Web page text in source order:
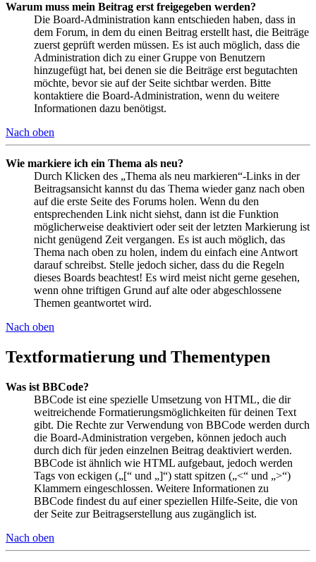
Warum muss mein Beitrag erst freigegeben werden?
Die Board-Administration kann entschieden haben, dass in
dem Forum, in dem du einen Beitrag erstellt hast, die Beiträge
zuerst geprüft werden müssen. Es ist auch möglich, dass die
Administration dich zu einer Gruppe von Benutzern
hinzugefügt hat, bei denen sie die Beiträge erst begutachten
möchte, bevor sie auf der Seite sichtbar werden. Bitte
kontaktiere die Board-Administration, wenn du weitere
Informationen dazu benötigst.
Nach oben
Wie markiere ich ein Thema als neu?
Durch Klicken des „Thema als neu markieren“-Links in der
Beitragsansicht kannst du das Thema wieder ganz nach oben
auf die erste Seite des Forums holen. Wenn du den
entsprechenden Link nicht siehst, dann ist die Funktion
möglicherweise deaktiviert oder seit der letzten Markierung ist
nicht genügend Zeit vergangen. Es ist auch möglich, das
Thema nach oben zu holen, indem du einfach eine Antwort
darauf schreibst. Stelle jedoch sicher, dass du die Regeln
dieses Boards beachtest! Es wird meist nicht gerne gesehen,
wenn ohne triftigen Grund auf alte oder abgeschlossene
Themen geantwortet wird.
Nach oben
Textformatierung und Thementypen
Was ist BBCode?
BBCode ist eine spezielle Umsetzung von HTML, die dir
weitreichende Formatierungsmöglichkeiten für deinen Text
gibt. Die Rechte zur Verwendung von BBCode werden durch
die Board-Administration vergeben, können jedoch auch
durch dich für jeden einzelnen Beitrag deaktiviert werden.
BBCode ist ähnlich wie HTML aufgebaut, jedoch werden
Tags von eckigen („[“ und „]“) statt spitzen („<“ und „>“)
Klammern eingeschlossen. Weitere Informationen zu
BBCode findest du auf einer speziellen Hilfe-Seite, die von
der Seite zur Beitragserstellung aus zugänglich ist.
Nach oben